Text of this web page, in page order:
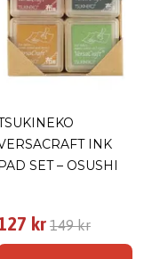
INK
PAD SET – OSUSHI
kr 149 kr